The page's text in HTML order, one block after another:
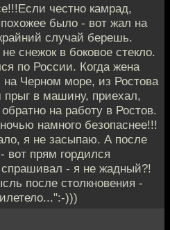
честно камрад,
похожее было - вот жал на
случай берешь.
снежок в боковое стекло.
по России. Когда жена
на Черном море, из Ростова
прыг в машину, приехал,
на работу в Ростов.
намного безопаснее!!!
я не засыпаю. А после
вот прям гордился
- я не жадный?!
после столкновения -
)))